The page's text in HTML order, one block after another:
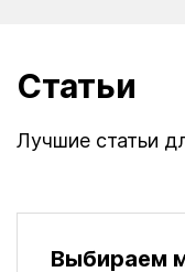
Статьи
Лучшие статьи
Выбираем